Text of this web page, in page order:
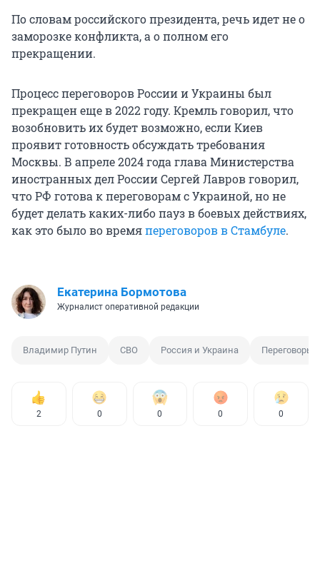
По словам российского президента, речь идет не о
заморозке конфликта, а о полном его
прекращении.
Процесс переговоров России и Украины был
прекращен еще в 2022 году. Кремль говорил, что
возобновить их будет возможно, если Киев
проявит готовность обсуждать требования
Москвы. В апреле 2024 года глава Министерства
иностранных дел России Сергей Лавров говорил,
что РФ готова к переговорам с Украиной, но не
будет делать каких-либо пауз в боевых действиях,
как это было во времяпереговоров в Стамбуле.
Екатерина Бормотова
Журналист оперативной редакции
Владимир Путин СВО Россия и Украина Переговоры
2 0 0 0 0